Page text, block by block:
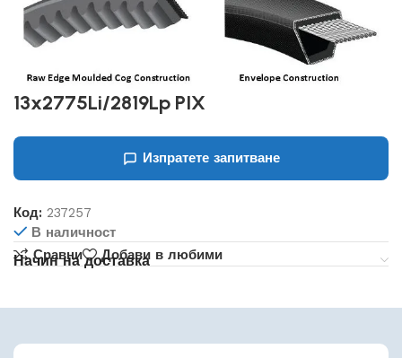
13x2775Li/2819Lp PIX
Изпратете запитване
Код:237257
В наличност
Сравни
Добави в любими
Начин на доставка